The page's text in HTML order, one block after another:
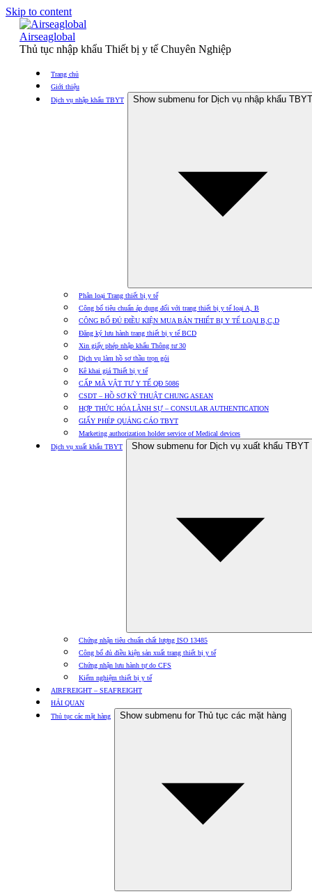
Skip to content
Airseaglobal
Thủ tục nhập khẩu Thiết bị y tế Chuyên Nghiệp
Trang chủ
Giới thiệu
Dịch vụ nhập khẩu TBYT
Show submenu for Dịch vụ nhập khẩu TBYT
Phân loại Trang thiết bị y tế
Công bố tiêu chuẩn áp dụng đối với trang thiết bị y tế loại A, B
CÔNG BỐ ĐỦ ĐIỀU KIỆN MUA BÁN THIẾT BỊ Y TẾ LOẠI B,C,D
Đăng ký lưu hành trang thiết bị y tế BCD
Xin giấy phép nhập khẩu Thông tư 30
Dịch vụ làm hồ sơ thầu trọn gói
Kê khai giá Thiết bị y tế
CẤP MÃ VẬT TƯ Y TẾ QĐ 5086
CSDT – HỒ SƠ KỸ THUẬT CHUNG ASEAN
HỢP THỨC HÓA LÃNH SỰ – CONSULAR AUTHENTICATION
GIẤY PHÉP QUẢNG CÁO TBYT
Marketing authorization holder service of Medical devices
Dịch vụ xuất khẩu TBYT
Show submenu for Dịch vụ xuất khẩu TBYT
Chứng nhận tiêu chuẩn chất lượng ISO 13485
Công bố đủ điều kiện sản xuất trang thiết bị y tế
Chứng nhận lưu hành tự do CFS
Kiểm nghiệm thiết bị y tế
AIRFREIGHT – SEAFREIGHT
HẢI QUAN
Thủ tục các mặt hàng
Show submenu for Thủ tục các mặt hàng